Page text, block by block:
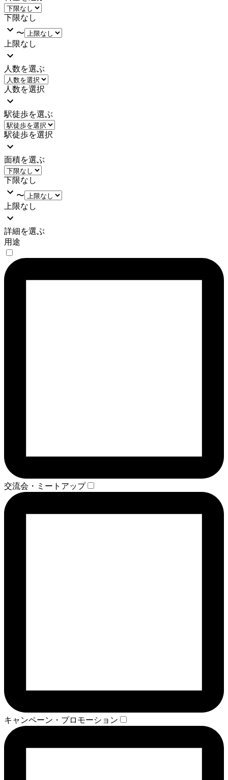
下限なし
〜
上限なし
人数を選ぶ
人数を選択
駅徒歩を選ぶ
駅徒歩を選択
面積を選ぶ
下限なし
〜
上限なし
詳細を選ぶ
用途
交流会・ミートアップ
キャンペーン・プロモーション